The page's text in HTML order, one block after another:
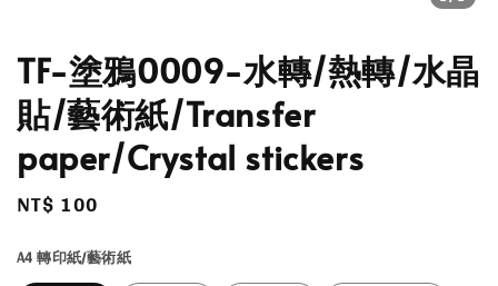
TF-塗鴉0009-水轉/熱轉/水晶
貼/藝術紙/Transfer
paper/Crystal stickers
Regular
NT$ 100
A4 轉印紙/藝術紙